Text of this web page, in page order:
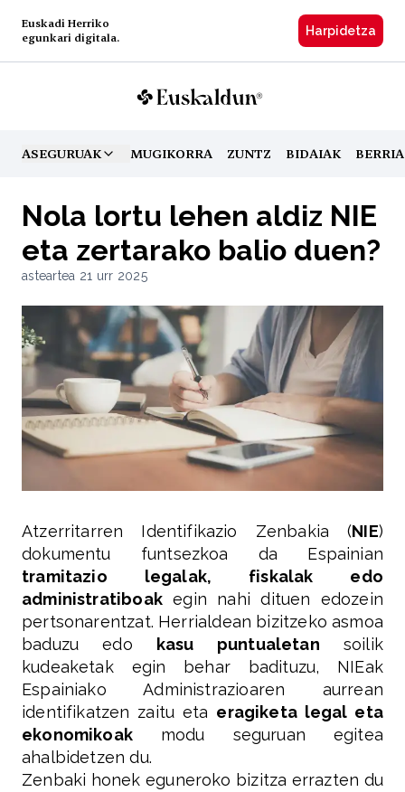
Euskadi Herriko
egunkari digitala.
Harpidetzа
ASEGURUAK
TOGGLE MENU MUGIKORRA ZUNTZ BIDAIAK
Nola lortu lehen aldiz NIE
eta zertarako balio duen?
asteartea 21 urr 2025
Atzerritarren Identifikazio Zenbakia (NIE)
dokumentu funtsezkoa da Espainian
tramitazio legalak, fiskalak edo
administratiboakegin nahi dituen edozein
pertsonarentzat. Herrialdean bizitzeko asmoa
baduzu edo
kasu puntualetan soilik
kudeaketak egin behar badituzu, NIEak
Espainiako Administrazioaren aurrean
identifikatzen zaitu eta eragiketa legal eta
ekonomikoakmodu seguruan egitea
ahalbidetzen du.
Zenbaki honek eguneroko bizitza errazten du